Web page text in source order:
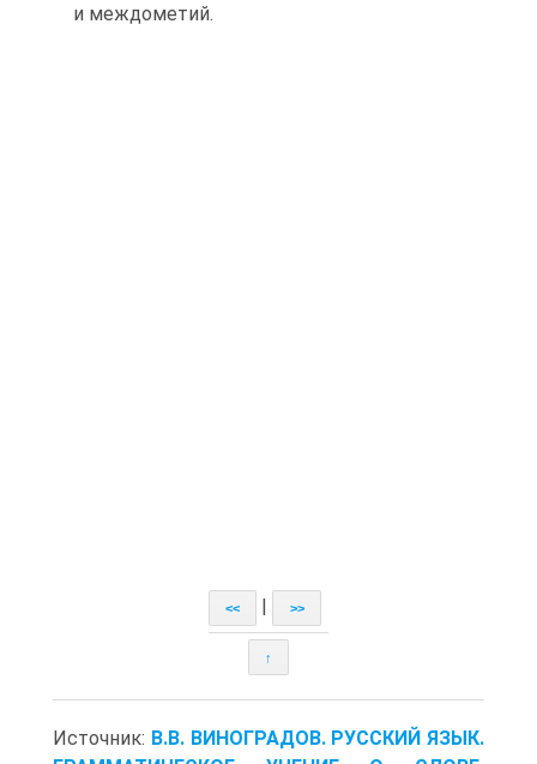
и междометий.
<< | >>
↑
Источник: В.В. ВИНОГРАДОВ. РУССКИЙ ЯЗЫК.